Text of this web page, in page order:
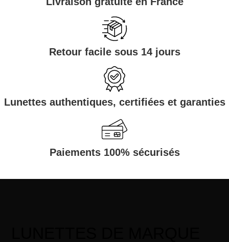
Retour facile sous 14 jours
Lunettes authentiques, certifiées et garanties
Paiements 100% sécurisés